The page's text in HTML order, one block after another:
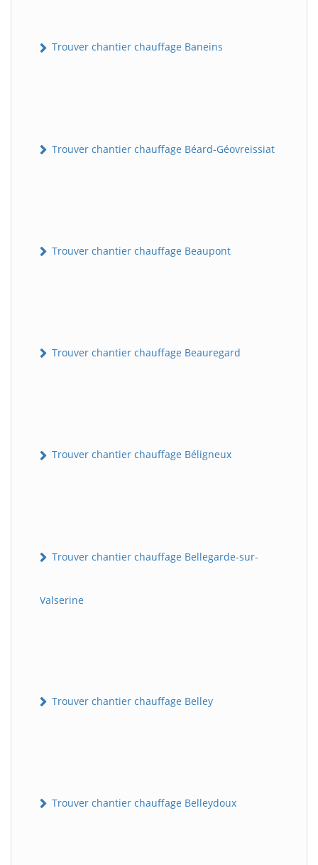
Trouver chantier chauffage Baneins
Trouver chantier chauffage Béard-Géovreissiat
Trouver chantier chauffage Beaupont
Trouver chantier chauffage Beauregard
Trouver chantier chauffage Béligneux
Trouver chantier chauffage Bellegarde-sur-
Valserine
Trouver chantier chauffage Belley
Trouver chantier chauffage Belleydoux